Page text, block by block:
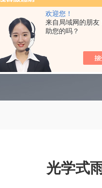
欢迎您！
来自局域网的朋友
助您的吗？
技术文章 在线留
光学式